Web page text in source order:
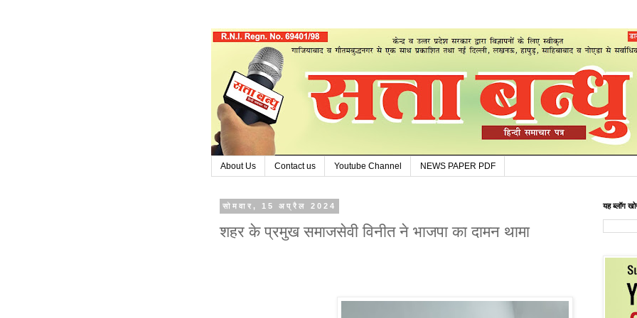
About Us Contact us Youtube Channel NEWS PAPER PDF
सोमवार, 15 अप्रैल 2024
शहर के प्रमुख समाजसेवी विनीत ने भाजपा का दामन थामा
यह ब्लॉग